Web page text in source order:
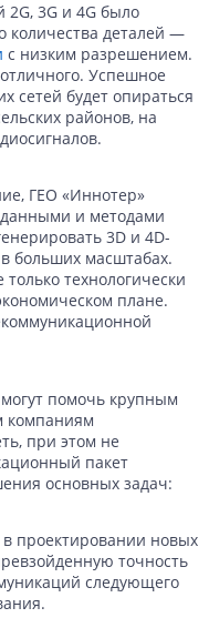
2G, 3G и 4G было
количества деталей —
с низким разрешением.
Успешное
сетей будет опираться
районов, на
ГЕО «Иннотер»
и методами
3D и 4D-
больших масштабах.
технологически
плане.
могут помочь крупным
компаниям
при этом не
пакет
основных задач:
проектировании новых
точность
следующего